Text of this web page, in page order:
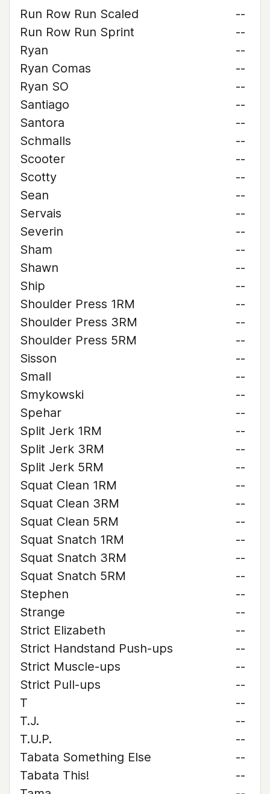
Run Row Run Scaled
--
Run Row Run Sprint
--
Ryan
--
Ryan Comas
--
Ryan SO
--
Santiago
--
Santora
--
Schmalls
--
Scooter
--
Scotty
--
Sean
--
Servais
--
Severin
--
Sham
--
Shawn
--
Ship
--
Shoulder Press 1RM
--
Shoulder Press 3RM
--
Shoulder Press 5RM
--
Sisson
--
Small
--
Smykowski
--
Spehar
--
Split Jerk 1RM
--
Split Jerk 3RM
--
Split Jerk 5RM
--
Squat Clean 1RM
--
Squat Clean 3RM
--
Squat Clean 5RM
--
Squat Snatch 1RM
--
Squat Snatch 3RM
--
Squat Snatch 5RM
--
Stephen
--
Strange
--
Strict Elizabeth
--
Strict Handstand Push-ups
--
Strict Muscle-ups
--
Strict Pull-ups
--
T
--
T.J.
--
T.U.P.
--
Tabata Something Else
--
Tabata This!
--